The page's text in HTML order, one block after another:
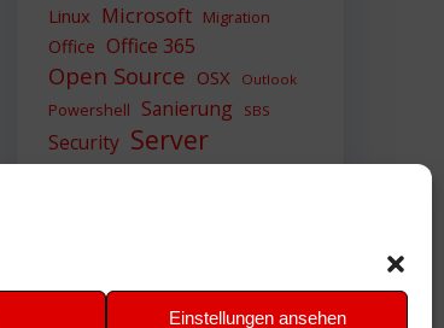
Einstellungen ansehen
Linux Microsoft Migration
Office Office 365
Open Source OSX Outlook
Powershell Sanierung SBS
Security Server
Sicherheit SIEM
VMWare VPN WAZUH